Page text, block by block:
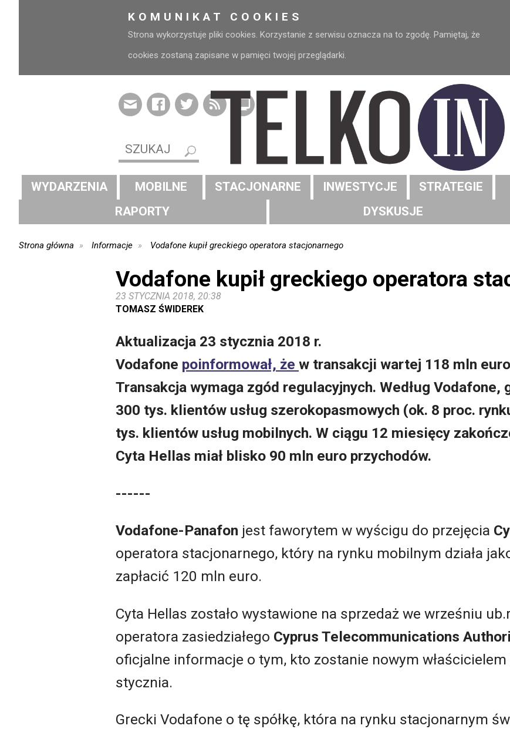
KOMUNIKAT COOKIES
Strona wykorzystuje pliki cookies. Korzystanie z serwisu oznacza na to zgodę. Pamiętaj, że
cookies zostaną zapisane w pamięci twojej przeglądarki.
WYDARZENIA MOBILNE STACJONARNE INWESTYCJE STRATEGIE
RAPORTY
DYSKUSJE
Strona główna Informacje Vodafone kupił greckiego operatora stacjonarnego
Vodafone kupił greckiego operatora
23 STYCZNIA 2018, 20:38
TOMASZ ŚWIDEREK
Aktualizacja 23 stycznia 2018 r.
Vodafone poinformował, że w transakcji wartej 118 mln
Transakcja wymaga zgód regulacyjnych. Według Vodafone,
300 tys. klientów usług szerokopasmowych (ok. 8 proc.
tys. klientów usług mobilnych. W ciągu 12 miesięcy
Cyta Hellas miał blisko 90 mln euro przychodów.
------
Vodafone-Panafon jest faworytem w wyścigu do przejęcia
operatora stacjonarnego, który na rynku mobilnym działa
zapłacić 120 mln euro.
Cyta Hellas zostało wystawione na sprzedaż we wrześniu
operatora zasiedziałego Cyprus Telecommunications
oficjalne informacje o tym, kto zostanie nowym
stycznia.
Grecki Vodafone o tę spółkę, która na rynku stacjonarnym